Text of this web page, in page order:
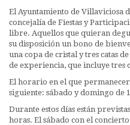
El Ayuntamiento de Villaviciosa
concejalía de Fiestas y
libre. Aquellos que quieran
su disposición un bono de
una copa de cristal y tres catas
de experiencia, que incluye tres
El horario en el que
siguiente: sábado y domingo de
Durante estos días están
horas. El sábado con el